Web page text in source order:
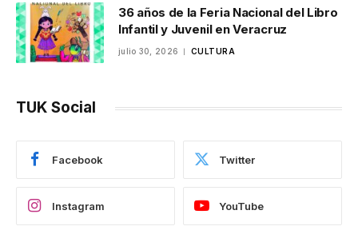
36 años de la Feria Nacional del Libro
Infantil y Juvenil en Veracruz
julio 30, 2026 CULTURA
TUK Social
Facebook Twitter
Instagram YouTube